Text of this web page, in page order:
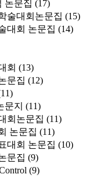
논문집 (17)
술대회논문집 (15)
대회 논문집 (14)
회 (13)
문집 (12)
지 (11)
회논문집 (11)
논문집 (11)
대회 논문집 (10)
문집 (9)
(9)